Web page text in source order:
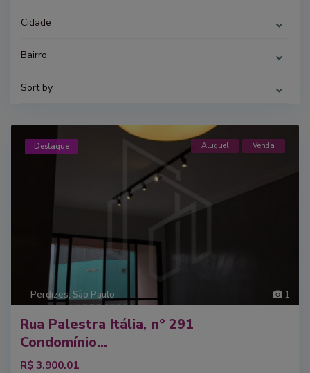
Cidade
Bairro
Sort by
1
Perdizes, São Paulo
Destaque Aluguel Venda
Rua Palestra Itália, nº 291
Condomínio...
R$ 3.900.01